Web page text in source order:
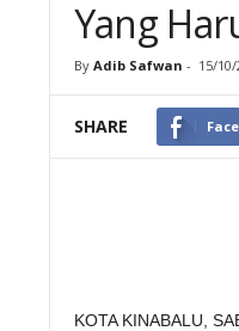
Yang
By Adib Safwan - 15/10/
SHARE
KOTA KINABALU,